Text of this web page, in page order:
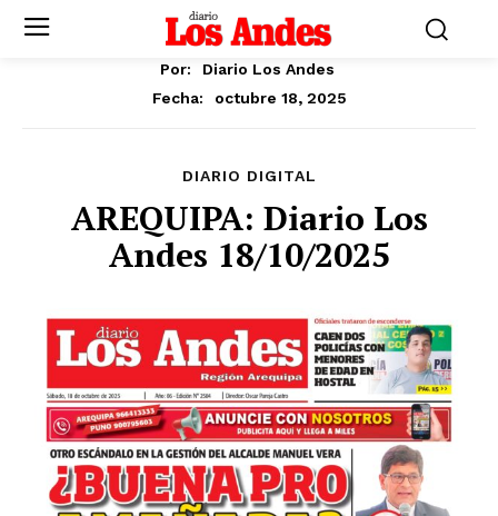
Por:
Diario Los Andes
Fecha:
octubre 18, 2025
DIARIO DIGITAL
AREQUIPA: Diario Los
Andes 18/10/2025